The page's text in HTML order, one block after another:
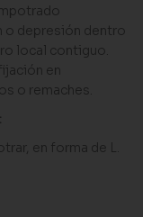
o depresión dentro
local contiguo.
en
o remaches.
en forma de L.